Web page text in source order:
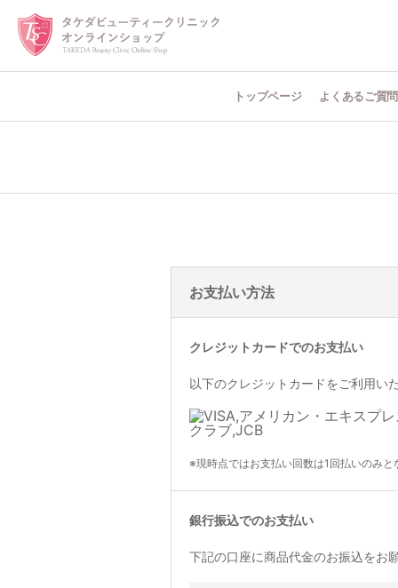
トップページ よくあるご質問
お支払い方法
クレジットカードでのお支払い
以下のクレジットカードをご利用い
※現時点ではお支払い回数は1回払いのみと
銀行振込でのお支払い
下記の口座に商品代金のお振込をお